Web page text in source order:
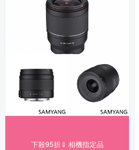
下殺95折⇓ 相機指定品